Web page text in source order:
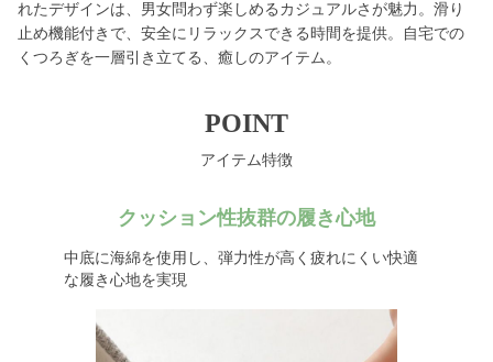
れたデザインは、男女問わず楽しめるカジュアルさが魅力。滑り
止め機能付きで、安全にリラックスできる時間を提供。自宅での
くつろぎを一層引き立てる、癒しのアイテム。
POINT
アイテム特徴
クッション性抜群の履き心地
中底に海綿を使用し、弾力性が高く疲れにくい快適
な履き心地を実現